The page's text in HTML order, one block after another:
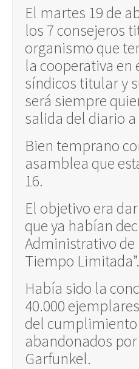
El martes 19 de
los 7 consejeros
organismo que
la cooperativa en
síndicos titular y
será siempre
salida del diario
Bien temprano
asamblea que
16.
El objetivo era
que ya habían
Administrativo de
Tiempo Limitada”.
Había sido la
40.000
del cumplimiento
abandonados
Garfunkel.